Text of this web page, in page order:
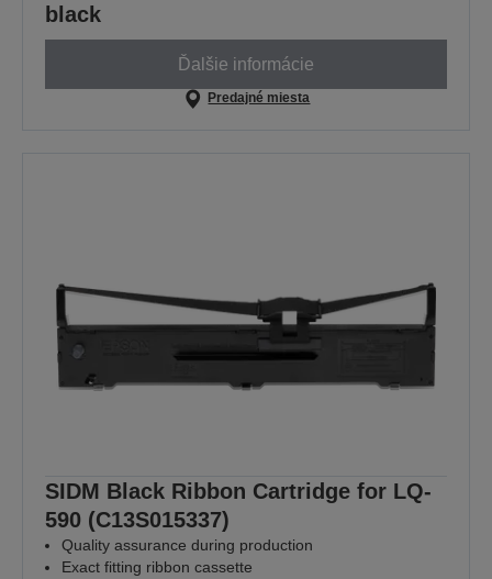
black
Ďalšie informácie
Predajné miesta
SIDM Black Ribbon Cartridge for LQ-
590 (C13S015337)
Quality assurance during production
Exact fitting ribbon cassette